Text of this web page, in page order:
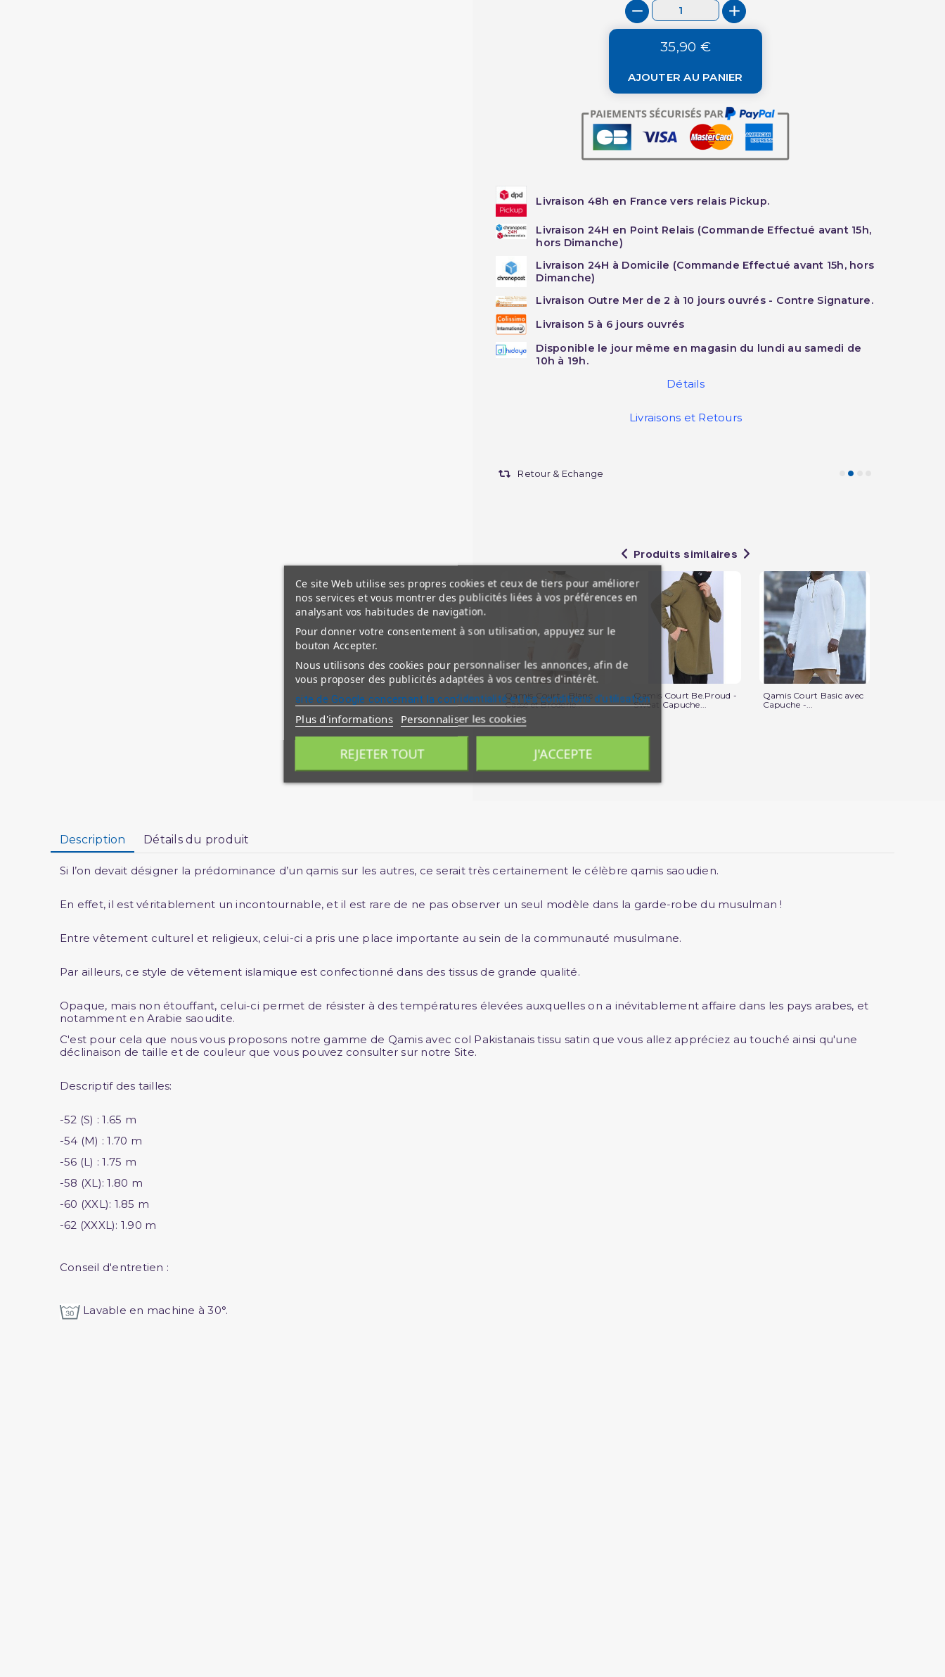
35,90 €
AJOUTER AU PANIER
Livraison 48h en France vers relais Pickup.
Livraison 24H en Point Relais (Commande Effectué avant 15h,
hors Dimanche)
Livraison 24H à Domicile (Commande Effectué avant 15h, hors
Dimanche)
Livraison Outre Mer de 2 à 10 jours ouvrés - Contre Signature.
Livraison 5 à 6 jours ouvrés
Disponible le jour même en magasin du lundi au samedi de
10h à 19h.
Détails
Livraisons et Retours
Retour & Echange
Produits similaires
Qamis Court - Blanc
Cassé et Broderie...
Qamis Court Be.Proud -
Sweat Capuche...
Qamis Court Basic avec
Capuche -...
Description Détails du produit
Si l’on devait désigner la prédominance d’un qamis sur les autres, ce serait très certainement le célèbre qamis saoudien.
En effet, il est véritablement un incontournable, et il est rare de ne pas observer un seul modèle dans la garde-robe du musulman !
Entre vêtement culturel et religieux, celui-ci a pris une place importante au sein de la communauté musulmane.
Par ailleurs, ce style de vêtement islamique est confectionné dans des tissus de grande qualité.
Opaque, mais non étouffant, celui-ci permet de résister à des températures élevées auxquelles on a inévitablement affaire dans les pays arabes, et
notamment en Arabie saoudite.
C'est pour cela que nous vous proposons notre gamme de Qamis avec col Pakistanais tissu satin que vous allez appréciez au touché ainsi qu'une
déclinaison de taille et de couleur que vous pouvez consulter sur notre Site.
Descriptif des tailles:
-52 (S) : 1.65 m
-54 (M) : 1.70 m
-56 (L) : 1.75 m
-58 (XL): 1.80 m
-60 (XXL): 1.85 m
-62 (XXXL): 1.90 m
Conseil d'entretien :
Lavable en machine à 30°.
Ce site Web utilise ses propres cookies et ceux de tiers pour améliorer
nos services et vous montrer des publicités liées à vos préférences en
analysant vos habitudes de navigation.
Pour donner votre consentement à son utilisation, appuyez sur le
bouton Accepter.
Nous utilisons des cookies pour personnaliser les annonces, afin de
vous proposer des publicités adaptées à vos centres d'intérêt.
site de Google concernant la confidentialité et les conditions d'utilisation
Plus d'informations Personnaliser les cookies
REJETER TOUT J'ACCEPTE